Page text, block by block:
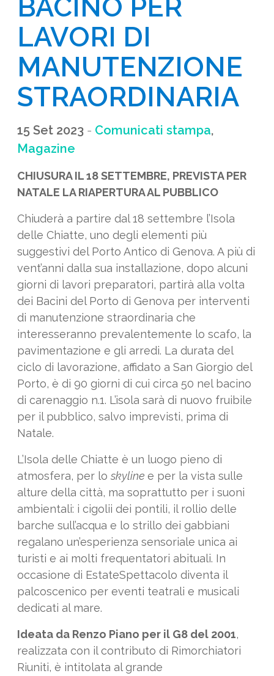
BACINO PER
LAVORI DI
MANUTENZIONE
STRAORDINARIA
15 Set 2023 - Comunicati stampa,
Magazine
CHIUSURA IL 18 SETTEMBRE, PREVISTA PER
NATALE LA RIAPERTURA AL PUBBLICO
Chiuderà a partire dal 18 settembre l’Isola
delle Chiatte, uno degli elementi più
suggestivi del Porto Antico di Genova. A più di
vent’anni dalla sua installazione, dopo alcuni
giorni di lavori preparatori, partirà alla volta
dei Bacini del Porto di Genova per interventi
di manutenzione straordinaria che
interesseranno prevalentemente lo scafo, la
pavimentazione e gli arredi. La durata del
ciclo di lavorazione, affidato a San Giorgio del
Porto, è di 90 giorni di cui circa 50 nel bacino
di carenaggio n.1. L’isola sarà di nuovo fruibile
per il pubblico, salvo imprevisti, prima di
Natale.
L’Isola delle Chiatte è un luogo pieno di
atmosfera, per lo skyline e per la vista sulle
alture della città, ma soprattutto per i suoni
ambientali: i cigolii dei pontili, il rollio delle
barche sull’acqua e lo strillo dei gabbiani
regalano un’esperienza sensoriale unica ai
turisti e ai molti frequentatori abituali. In
occasione di EstateSpettacolo diventa il
palcoscenico per eventi teatrali e musicali
dedicati al mare.
Ideata da Renzo Piano per il G8 del 2001,
realizzata con il contributo di Rimorchiatori
Riuniti, è intitolata al grande